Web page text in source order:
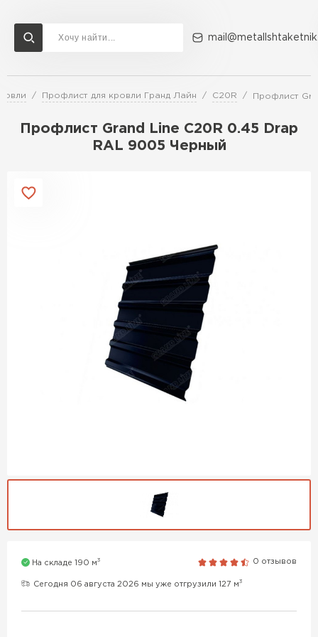
Профлист для кровли Гранд Лайн C20R Профлист
Профлист Grand Line C20R 0.45 Drap
RAL 9005 Черный
На складе 190 м3 0 отзывов
Сегодня 06 августа 2026 мы уже отгрузили 127 м3
Доставка и оплата Акции О компании Контакты
Перейти в каталог